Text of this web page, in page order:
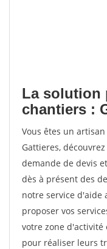
La solution
chantiers :
Vous êtes un
Gattieres,
demande de devis
dès à présent des
notre service d'aide
proposer vos
votre zone
pour réaliser leurs